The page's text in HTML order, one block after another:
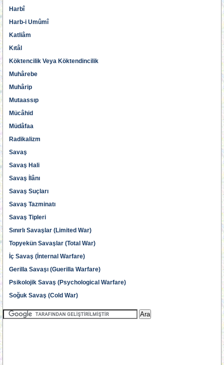
Harbî
Harb-i Umûmî
Katliâm
Kıtâl
Köktencilik Veya Köktendincilik
Muhârebe
Muhârip
Mutaassıp
Mücâhid
Müdâfaa
Radikalizm
Savaş
Savaş Hali
Savaş İlânı
Savaş Suçları
Savaş Tazminatı
Savaş Tipleri
Sınırlı Savaşlar (Limited War)
Topyekün Savaşlar (Total War)
İç Savaş (İnternal Warfare)
Gerilla Savaşı (Guerilla Warfare)
Psikolojik Savaş (Psychological Warfare)
Soğuk Savaş (Cold War)